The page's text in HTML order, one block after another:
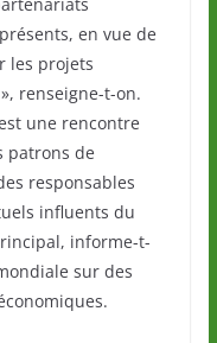
en vue de
les projets
renseigne-t-on.
une rencontre
patrons de
responsables
influents du
informe-t-
sur des